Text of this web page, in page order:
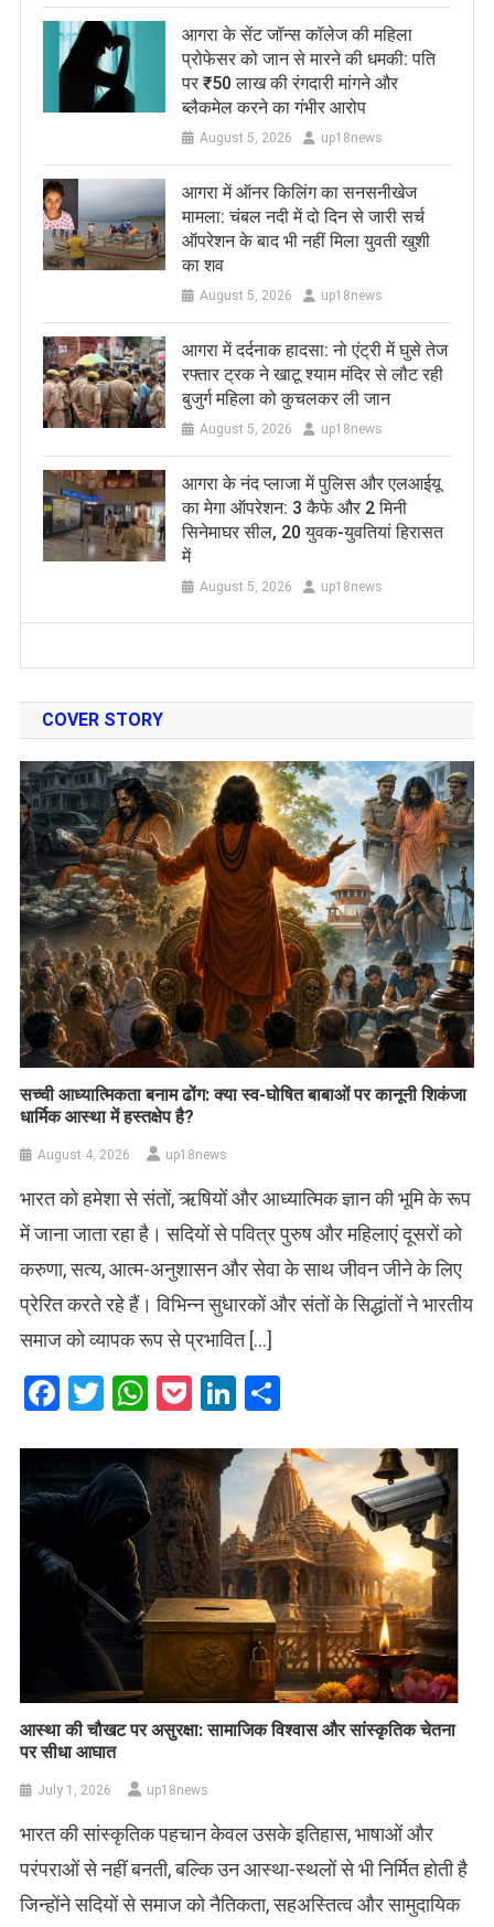
आगरा के सेंट जॉन्स कॉलेज की महिला
प्रोफेसर को जान से मारने की धमकी: पति
पर ₹50 लाख की रंगदारी मांगने और
ब्लैकमेल करने का गंभीर आरोप
August 5, 2026 up18news
आगरा में ऑनर किलिंग का सनसनीखेज
मामला: चंबल नदी में दो दिन से जारी सर्च
ऑपरेशन के बाद भी नहीं मिला युवती खुशी
का शव
August 5, 2026 up18news
आगरा में दर्दनाक हादसा: नो एंट्री में घुसे तेज
रफ्तार ट्रक ने खाटू श्याम मंदिर से लौट रही
बुजुर्ग महिला को कुचलकर ली जान
August 5, 2026 up18news
आगरा के नंद प्लाजा में पुलिस और एलआईयू
का मेगा ऑपरेशन: 3 कैफे और 2 मिनी
सिनेमाघर सील, 20 युवक-युवतियां हिरासत
में
August 5, 2026 up18news
COVER STORY
सच्ची आध्यात्मिकता बनाम ढोंग: क्या स्व-घोषित बाबाओं पर कानूनी शिकंजा
धार्मिक आस्था में हस्तक्षेप है?
August 4, 2026 up18news
भारत को हमेशा से संतों, ऋषियों और आध्यात्मिक ज्ञान की भूमि के रूप
में जाना जाता रहा है। सदियों से पवित्र पुरुष और महिलाएं दूसरों को
करुणा, सत्य, आत्म-अनुशासन और सेवा के साथ जीवन जीने के लिए
प्रेरित करते रहे हैं। विभिन्न सुधारकों और संतों के सिद्धांतों ने भारतीय
समाज को व्यापक रूप से प्रभावित […]
Facebook
Twitter
WhatsApp
PocketLinkedIn
आस्था की चौखट पर असुरक्षा: सामाजिक विश्वास और सांस्कृतिक चेतना
पर सीधा आघात
July 1, 2026 up18news
भारत की सांस्कृतिक पहचान केवल उसके इतिहास, भाषाओं और
परंपराओं से नहीं बनती, बल्कि उन आस्था-स्थलों से भी निर्मित होती है
जिन्होंने सदियों से समाज को नैतिकता, सहअस्तित्व और सामुदायिक